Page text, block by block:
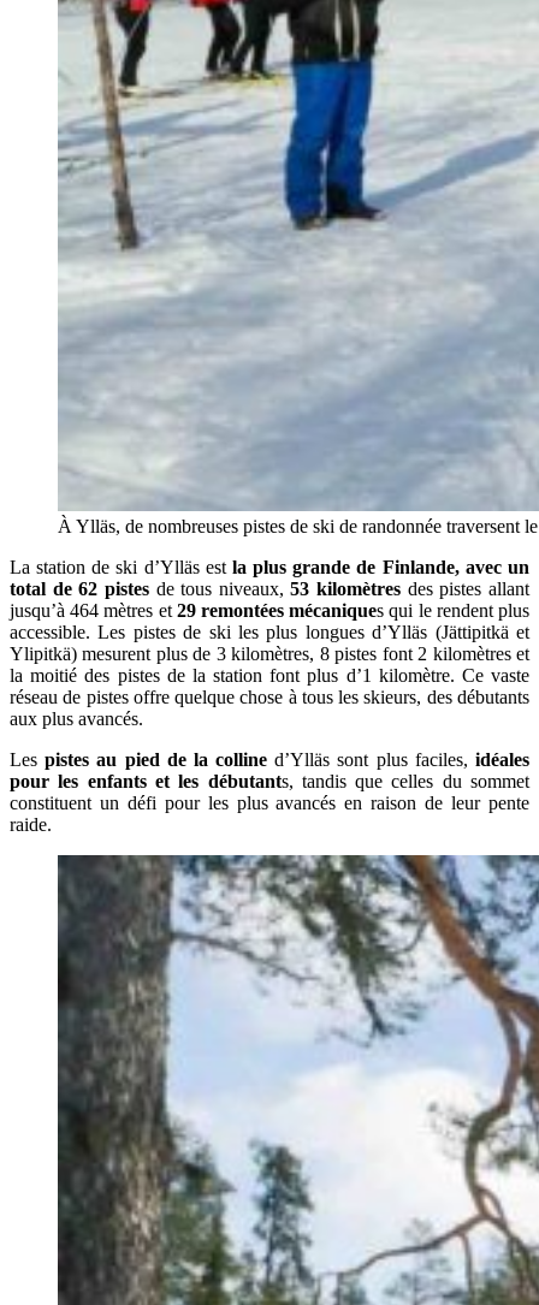
À Ylläs, de nombreuses pistes de ski de randonnée traversent
La station de ski d’Ylläs est la plus grande de Finlande, avec un
total de 62 pistesde tous niveaux,53 kilomètres des pistes allant
jusqu’à 464 mètres et 29 remontées mécaniques qui le rendent plus
accessible. Les pistes de ski les plus longues d’Ylläs (Jättipitkä et
Ylipitkä) mesurent plus de 3 kilomètres, 8 pistes font 2 kilomètres et
la moitié des pistes de la station font plus d’1 kilomètre. Ce vaste
réseau de pistes offre quelque chose à tous les skieurs, des débutants
aux plus avancés.
Lespistes au pied de la colline d’Ylläs sont plus faciles,idéales
pour les enfants et les débutants, tandis que celles du sommet
constituent un défi pour les plus avancés en raison de leur pente
raide.